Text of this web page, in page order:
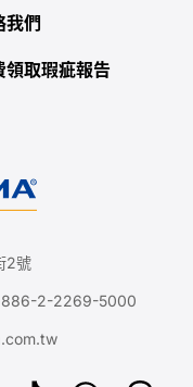
我們
領取瑕疵報告
2號
2-2269-5000